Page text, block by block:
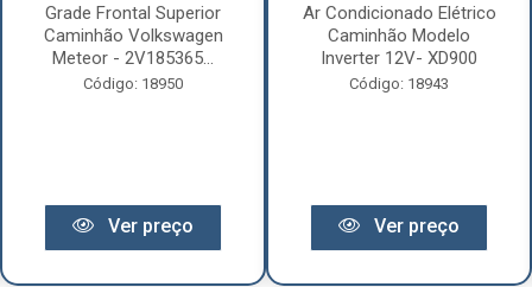
Grade Frontal Superior
Caminhão Volkswagen
Meteor - 2V185365...
Código: 18950
Ver preço
Ar Condicionado Elétrico
Caminhão Modelo
Inverter 12V- XD900
Código: 18943
Ver preço